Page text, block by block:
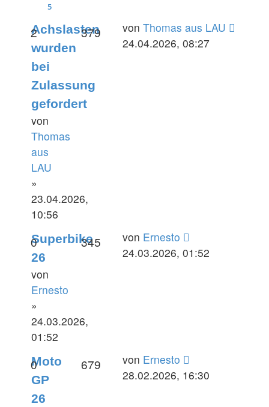
5
Achslasten
wurden
bei
Zulassung
gefordert
von
Thomas
aus
LAU
»
23.04.2026,
10:56
2Antworten379ZugriffeLetzter
Beitrag
von Thomas aus LAU
24.04.2026, 08:27
Superbike
26
von
Ernesto
»
24.03.2026,
01:52
0Antworten345ZugriffeLetzter
Beitrag
von Ernesto
24.03.2026, 01:52
Moto
GP
26
0Antworten679ZugriffeLetzter
Beitrag
von Ernesto
28.02.2026, 16:30